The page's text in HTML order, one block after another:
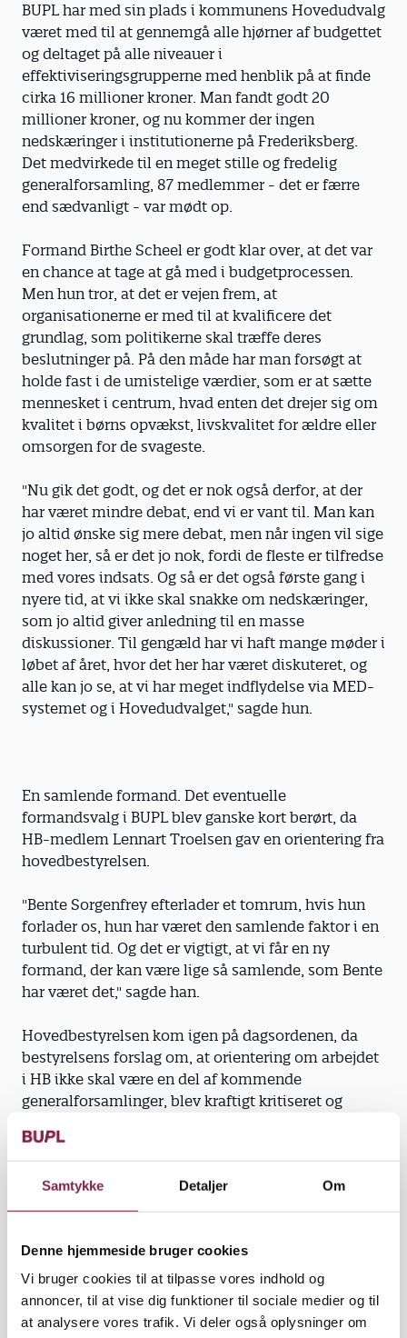
Samtykke Detaljer Om
Denne hjemmeside bruger cookies
Vi bruger cookies til at tilpasse vores indhold og
annoncer, til at vise dig funktioner til sociale medier og til
at analysere vores trafik. Vi deler også oplysninger om
BUPL har med sin plads i kommunens Hovedudvalg
været med til at gennemgå alle hjørner af budgettet
og deltaget på alle niveauer i
effektiviseringsgrupperne med henblik på at finde
cirka 16 millioner kroner. Man fandt godt 20
millioner kroner, og nu kommer der ingen
nedskæringer i institutionerne på Frederiksberg.
Det medvirkede til en meget stille og fredelig
generalforsamling, 87 medlemmer - det er færre
end sædvanligt - var mødt op.
Formand Birthe Scheel er godt klar over, at det var
en chance at tage at gå med i budgetprocessen.
Men hun tror, at det er vejen frem, at
organisationerne er med til at kvalificere det
grundlag, som politikerne skal træffe deres
beslutninger på. På den måde har man forsøgt at
holde fast i de umistelige værdier, som er at sætte
mennesket i centrum, hvad enten det drejer sig om
kvalitet i børns opvækst, livskvalitet for ældre eller
omsorgen for de svageste.
"Nu gik det godt, og det er nok også derfor, at der
har været mindre debat, end vi er vant til. Man kan
jo altid ønske sig mere debat, men når ingen vil sige
noget her, så er det jo nok, fordi de fleste er tilfredse
med vores indsats. Og så er det også første gang i
nyere tid, at vi ikke skal snakke om nedskæringer,
som jo altid giver anledning til en masse
diskussioner. Til gengæld har vi haft mange møder i
løbet af året, hvor det her har været diskuteret, og
alle kan jo se, at vi har meget indflydelse via MED-
systemet og i Hovedudvalget," sagde hun.
En samlende formand. Det eventuelle
formandsvalg i BUPL blev ganske kort berørt, da
HB-medlem Lennart Troelsen gav en orientering fra
hovedbestyrelsen.
"Bente Sorgenfrey efterlader et tomrum, hvis hun
forlader os, hun har været den samlende faktor i en
turbulent tid. Og det er vigtigt, at vi får en ny
formand, der kan være lige så samlende, som Bente
har været det," sagde han.
Hovedbestyrelsen kom igen på dagsordenen, da
bestyrelsens forslag om, at orientering om arbejdet
i HB ikke skal være en del af kommende
generalforsamlinger, blev kraftigt kritiseret og
"Det er ikke et kardinalpunkt for bestyrelsen at få
det forslag vedtaget. Men nogle gange er vi under et
stort tidspres på generalforsamlingerne, og da HB-
det ikke er et krav, at en orientering skal finde sted,
mente vi, at der ikke ville ske så meget ved at tage
det ud. Men I er ikke enige, og så trækker vi det
bare," sagde Birthe Scheel.